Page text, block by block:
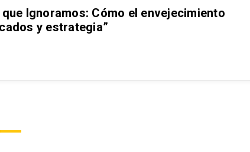
Ignoramos: Cómo el envejecimiento
y estrategia”